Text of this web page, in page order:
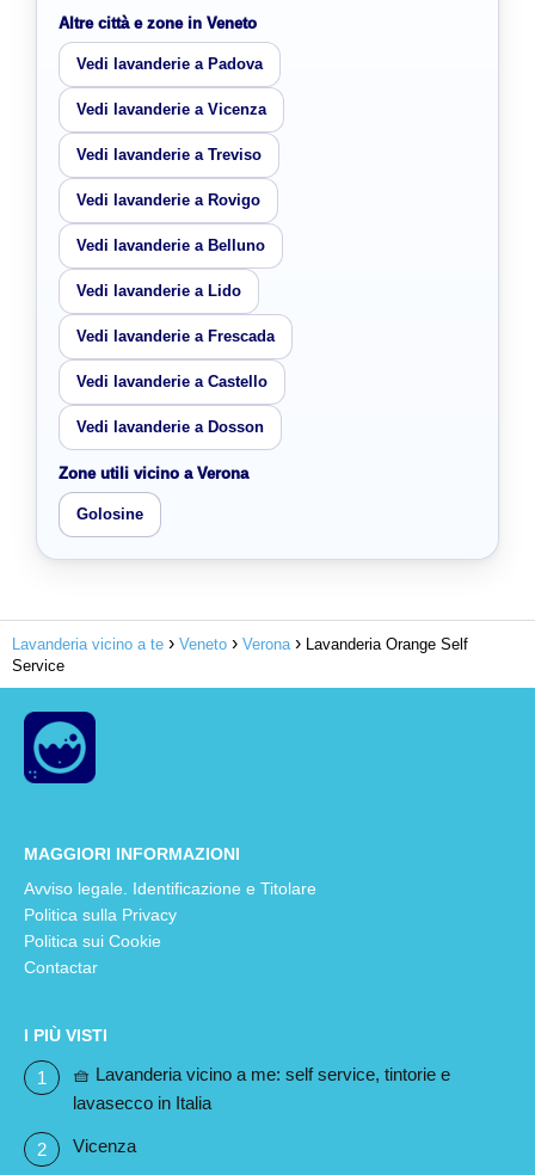
Altre città e zone in Veneto
Vedi lavanderie a Padova
Vedi lavanderie a Vicenza
Vedi lavanderie a Treviso
Vedi lavanderie a Rovigo
Vedi lavanderie a Belluno
Vedi lavanderie a Lido
Vedi lavanderie a Frescada
Vedi lavanderie a Castello
Vedi lavanderie a Dosson
Zone utili vicino a Verona
Golosine
Lavanderia vicino a te Veneto Verona
Lavanderia Orange Self
Service
MAGGIORI INFORMAZIONI
Avviso legale. Identificazione e Titolare
Politica sulla Privacy
Politica sui Cookie
Contactar
I PIÙ VISTI
🧺 Lavanderia vicino a me: self service, tintorie e
lavasecco in Italia
Vicenza